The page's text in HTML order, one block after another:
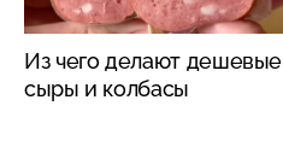
Из чего делают дешевые
сыры и колбасы